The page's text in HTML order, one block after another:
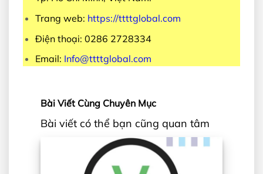
Trang web: https://ttttglobal.com
Điện thoại: 0286 2728334
Email: Info@ttttglobal.com
Bài Viết Cùng Chuyên Mục
Bài viết có thể bạn cũng quan tâm